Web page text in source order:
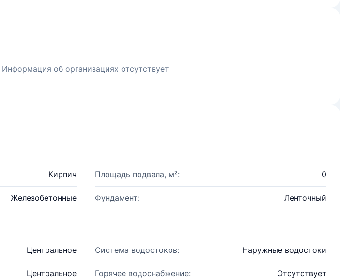
Информация об организациях отсутствует
Кирпич Площадь подвала, м²: 0
Железобетонные Фундамент: Ленточный
Центральное Система водостоков: Наружные водостоки
Центральное Горячее водоснабжение: Отсутствует